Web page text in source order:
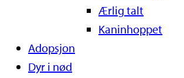
Ærlig talt
Kaninhoppet
Adopsjon
Dyr i nød